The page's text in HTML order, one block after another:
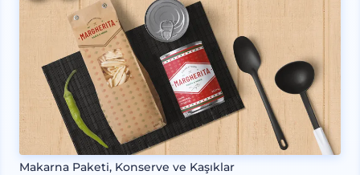
Makarna Paketi, Konserve ve Kaşıklar